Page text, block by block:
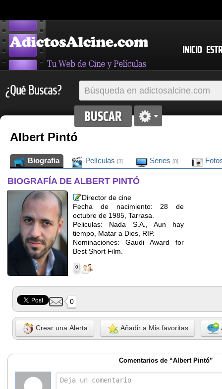
INICIO
¿Qué Buscas?
Albert Pintó
Biografia Películas [3] Series [0]
BIOGRAFÍA DE ALBERT PINTÓ
Director de cine
Fecha de nacimiento: 28 de
octubre de 1985, Tarrasa.
Peliculas: Nada S.A., Aun hay
tiempo, Matar a Dios, RIP.
Nominaciones: Gaudi Award for
Best Short Film.
0
0
Crear una Alerta Añadir a Mis favoritas
Comentarios de “Albert Pintó”